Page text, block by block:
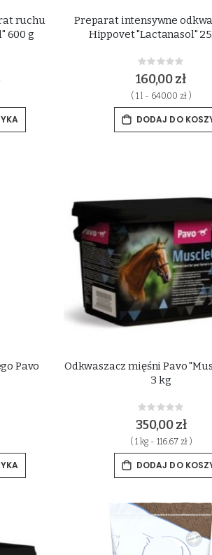
ruchu
600 g
Preparat intensywne
Hippovet "Lactanasol"
Rating:
0%
160,00 zł
( 1 l - 640.00 zł )
DODAJ DO
Pavo
Odkwaszacz mięśni Pavo
3 kg
Rating:
0%
350,00 zł
( 1 kg - 116.67 zł )
DODAJ DO